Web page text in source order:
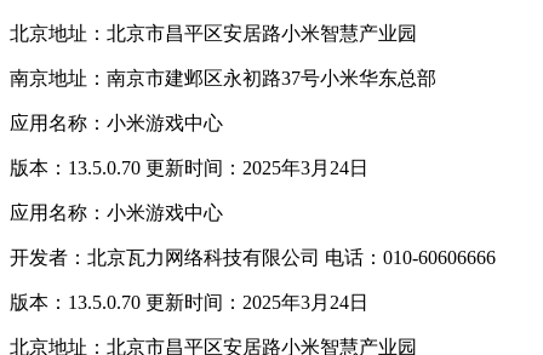
北京地址：北京市昌平区安居路小米智慧产业园
南京地址：南京市建邺区永初路37号小米华东总部
应用名称：小米游戏中心
版本：13.5.0.70 更新时间：2025年3月24日
应用名称：小米游戏中心
开发者：北京瓦力网络科技有限公司 电话：010-60606666
版本：13.5.0.70 更新时间：2025年3月24日
北京地址：北京市昌平区安居路小米智慧产业园